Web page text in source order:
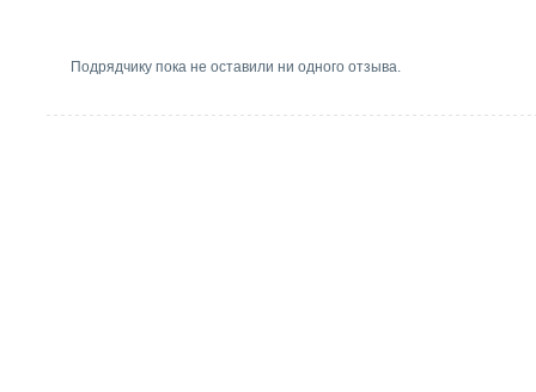
Подрядчику пока не оставили ни одного отзыва.